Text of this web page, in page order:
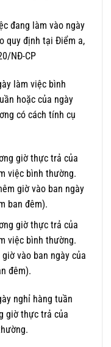
đang làm vào ngày
quy định tại Điểm a,
NĐ-CP
làm việc bình
hoặc của ngày
có cách tính cụ
giờ thực trả của
việc bình thường.
giờ vào ban ngày
ban đêm).
giờ thực trả của
việc bình thường.
vào ban ngày của
đêm).
nghỉ hàng tuần
giờ thực trả của